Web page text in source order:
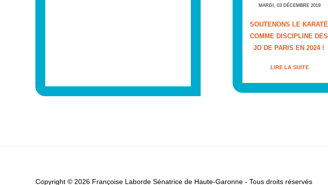
MARDI, 03 DÉCEMBRE 2019
SOUTENONS LE KARATÉ
COMME DISCIPLINE DES
JO DE PARIS EN 2024 !
LIRE LA SUITE
Copyright © 2026 Françoise Laborde Sénatrice de Haute-Garonne - Tous droits réservés